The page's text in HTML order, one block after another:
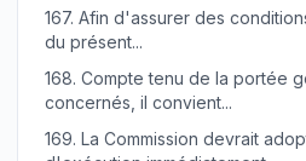
167. Afin d'assurer des
du présent...
168. Compte tenu de la portée
concernés, il convient...
169. La Commission devrait